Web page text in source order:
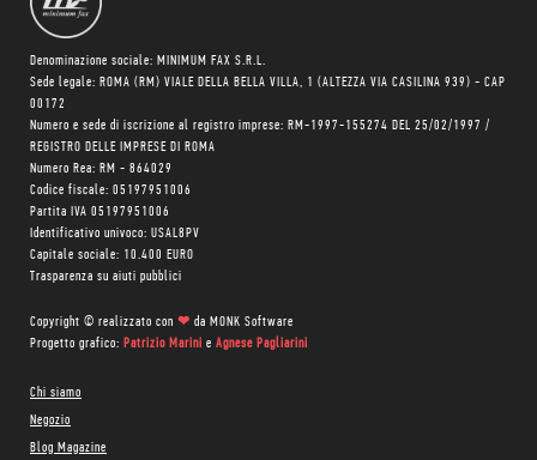
Denominazione sociale: MINIMUM FAX S.R.L.
Sede legale: ROMA (RM) VIALE DELLA BELLA VILLA, 1 (ALTEZZA VIA CASILINA 939) - CAP
00172
Numero e sede di iscrizione al registro imprese: RM-1997-155274 DEL 25/02/1997 /
REGISTRO DELLE IMPRESE DI ROMA
Numero Rea: RM - 864029
Codice fiscale: 05197951006
Partita IVA 05197951006
Identificativo univoco: USAL8PV
Capitale sociale: 10.400 EURO
Trasparenza su aiuti pubblici
Copyright © realizzato con ❤ da MONK Software
Progetto grafico: Patrizio Marini e Agnese Pagliarini
Chi siamo
Negozio
Blog Magazine